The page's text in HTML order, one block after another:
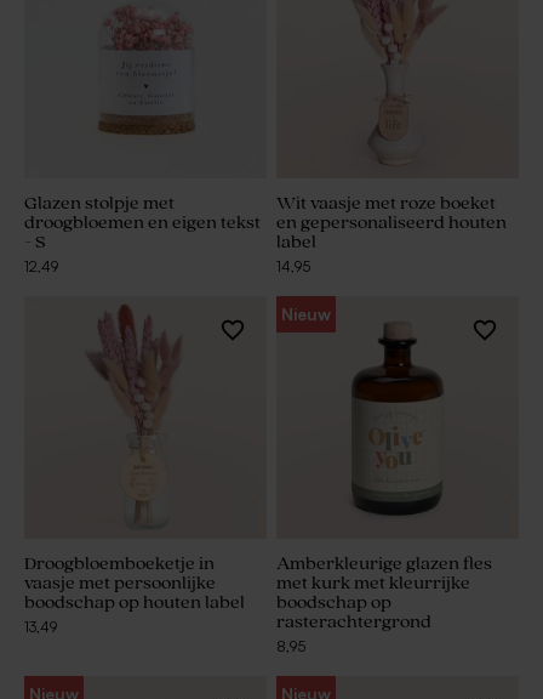
Glazen stolpje met
droogbloemen en eigen tekst
- S
12,49
Wit vaasje met roze boeket
en gepersonaliseerd houten
label
14,95
Droogbloemboeketje in
vaasje met persoonlijke
boodschap op houten label
13,49
Nieuw
Amberkleurige glazen fles
met kurk met kleurrijke
boodschap op
rasterachtergrond
8,95
Nieuw Nieuw